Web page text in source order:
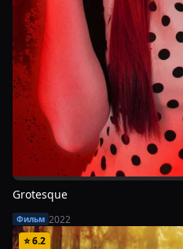
Grotesque
Фильм 2022
⭐6.2